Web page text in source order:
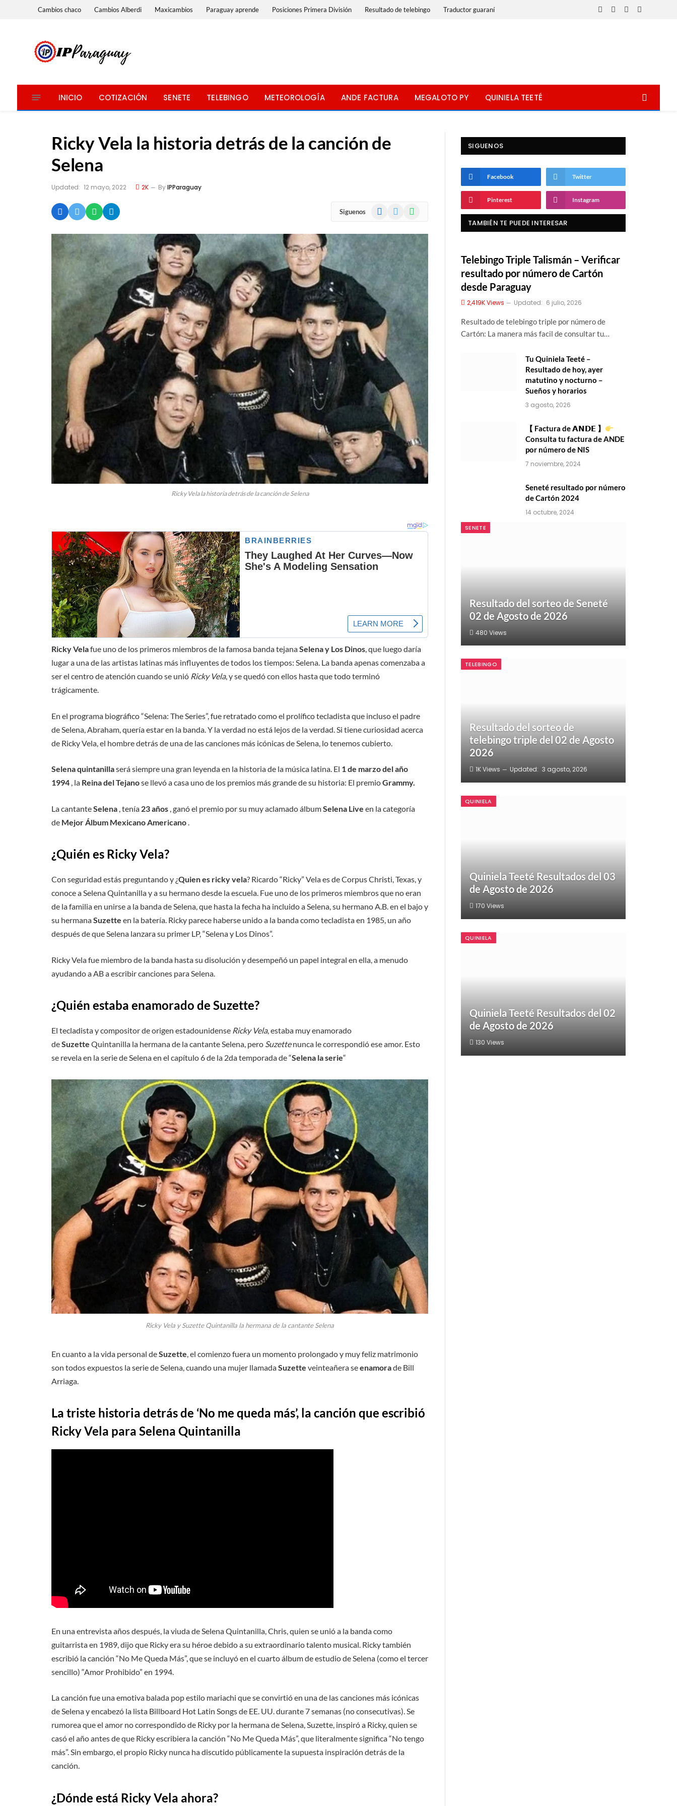
Cambios chaco Cambios Alberdi Maxicambios Paraguay aprende Posiciones Primera División Resultado de telebingo Traductor guaraní
Facebook
X
InstagramWhatsApp
INICIO COTIZACIÓN SENETE TELEBINGO METEOROLOGÍA ANDE FACTURA MEGALOTO PY QUINIELA TEETÉ
Ricky Vela la historia detrás de la canción de
Selena
Updated: 12 mayo, 2022 2K ByIPParaguay
Siguenos Facebook WhatsApp
Ricky Vela la historia detrás de la canción de Selena
Ricky Velafue uno de los primeros miembros de la famosa banda tejanaSelena y Los Dinos, que luego daría
lugar a una de las artistas latinas más influyentes de todos los tiempos: Selena. La banda apenas comenzaba a
ser el centro de atención cuando se unió Ricky Vela, y se quedó con ellos hasta que todo terminó
trágicamente.
En el programa biográfico “Selena: The Series”, fue retratado como el prolífico tecladista que incluso el padre
de Selena, Abraham, quería estar en la banda. Y la verdad no está lejos de la verdad. Si tiene curiosidad acerca
de Ricky Vela, el hombre detrás de una de las canciones más icónicas de Selena, lo tenemos cubierto.
Selena quintanillaserá siempre una gran leyenda en la historia de la música latina. El 1 de marzo del año
1994 , la Reina del Tejanose llevó a casa uno de los premios más grande de su historia: El premioGrammy.
La cantanteSelena , tenía 23 años , ganó el premio por su muy aclamado álbumSelena Live en la categoría
de Mejor Álbum Mexicano Americano.
¿Quién es Ricky Vela?
Con seguridad estás preguntando y ¿Quien es ricky vela? Ricardo “Ricky” Vela es de Corpus Christi, Texas, y
conoce a Selena Quintanilla y a su hermano desde la escuela. Fue uno de los primeros miembros que no eran
de la familia en unirse a la banda de Selena, que hasta la fecha ha incluido a Selena, su hermano A.B. en el bajo y
su hermanaSuzette en la batería. Ricky parece haberse unido a la banda como tecladista en 1985, un año
después de que Selena lanzara su primer LP, “Selena y Los Dinos”.
Ricky Vela fue miembro de la banda hasta su disolución y desempeñó un papel integral en ella, a menudo
ayudando a AB a escribir canciones para Selena.
¿Quién estaba enamorado de Suzette?
El tecladista y compositor de origen estadounidense Ricky Vela, estaba muy enamorado
deSuzette Quintanilla la hermana de la cantante Selena, pero Suzettenunca le correspondió ese amor. Esto
se revela en la serie de Selena en el capítulo 6 de la 2da temporada de “Selena la serie“
Ricky Vela y Suzette Quintanilla la hermana de la cantante Selena
En cuanto a la vida personal deSuzette , el comienzo fuera un momento prolongado y muy feliz matrimonio
son todos expuestos la serie de Selena, cuando una mujer llamadaSuzette veinteañera seenamorade Bill
Arriaga.
La triste historia detrás de ‘No me queda más’, la canción que escribió
Ricky Vela para Selena Quintanilla
En una entrevista años después, la viuda de Selena Quintanilla, Chris, quien se unió a la banda como
guitarrista en 1989, dijo que Ricky era su héroe debido a su extraordinario talento musical. Ricky también
escribió la canción “No Me Queda Más”, que se incluyó en el cuarto álbum de estudio de Selena (como el tercer
sencillo) “Amor Prohibido” en 1994.
La canción fue una emotiva balada pop estilo mariachi que se convirtió en una de las canciones más icónicas
de Selena y encabezó la lista Billboard Hot Latin Songs de EE. UU. durante 7 semanas (no consecutivas). Se
rumorea que el amor no correspondido de Ricky por la hermana de Selena, Suzette, inspiró a Ricky, quien se
casó el año antes de que Ricky escribiera la canción “No Me Queda Más”, que literalmente significa “No tengo
más”. Sin embargo, el propio Ricky nunca ha discutido públicamente la supuesta inspiración detrás de la
canción.
¿Dónde está Ricky Vela ahora?
SIGUENOS
Facebook Twitter
Pinterest Instagram
TAMBIÉN TE PUEDE INTERESAR
Telebingo Triple Talismán – Verificar
resultado por número de Cartón
desde Paraguay
2,419KViews Updated: 6 julio, 2026
Resultado de telebingo triple por número de
Cartón: La manera más facil de consultar tu…
Tu Quiniela Teeté –
Resultado de hoy, ayer
matutino y nocturno –
Sueños y horarios
3 agosto, 2026
【 Factura de 𝗔𝗡𝗗𝗘 】
Consulta tu factura de ANDE
por número de NIS
7 noviembre, 2024
Seneté resultado por número
de Cartón 2024
14 octubre, 2024
SENETE
Resultado del sorteo de Seneté
02 de Agosto de 2026
480 Views
TELEBINGO
Resultado del sorteo de
telebingo triple del 02 de Agosto
2026
1KViews Updated: 3 agosto, 2026
QUINIELA
Quiniela Teeté Resultados del 03
de Agosto de 2026
170 Views
QUINIELA
Quiniela Teeté Resultados del 02
de Agosto de 2026
130 Views